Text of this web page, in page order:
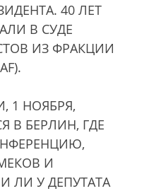
40 ЛЕТ
В СУДЕ
ИЗ ФРАКЦИИ
1 НОЯБРЯ,
В БЕРЛИН, ГДЕ
И
ЛИ У ДЕПУТАТА